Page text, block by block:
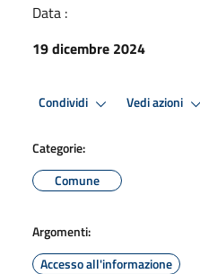
Data :
19 dicembre 2024
Condividi Vedi azioni
Categorie:
Comune
Argomenti:
Accesso all'informazione